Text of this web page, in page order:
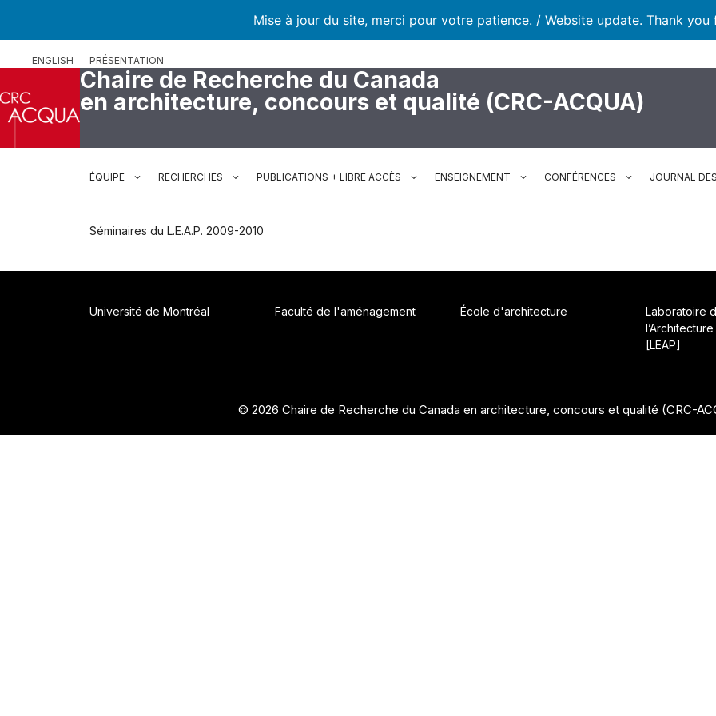
Mise à jour du site, merci pour votre patience. / Website update. Thank you
ENGLISH PRÉSENTATION
Chaire de Recherche du Canada
en architecture, concours et qualité (CRC-ACQUA)
ÉQUIPE RECHERCHES PUBLICATIONS + LIBRE ACCÈS ENSEIGNEMENT CONFÉRENCES JOURNAL
Séminaires du L.E.A.P. 2009-2010
Université de Montréal Faculté de l'aménagement École d'architecture
Laboratoire
[LEAP]
© 2026 Chaire de Recherche du Canada en architecture, concours et qualité (CRC-